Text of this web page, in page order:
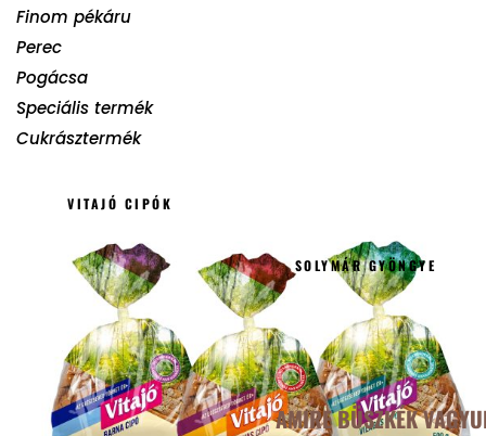
Finom pékáru
Perec
Pogácsa
Speciális termék
Cukrásztermék
VITAJÓ CIPÓK
SOLYMÁR GYÖNGYE
AMIRE BÜSZKÉK